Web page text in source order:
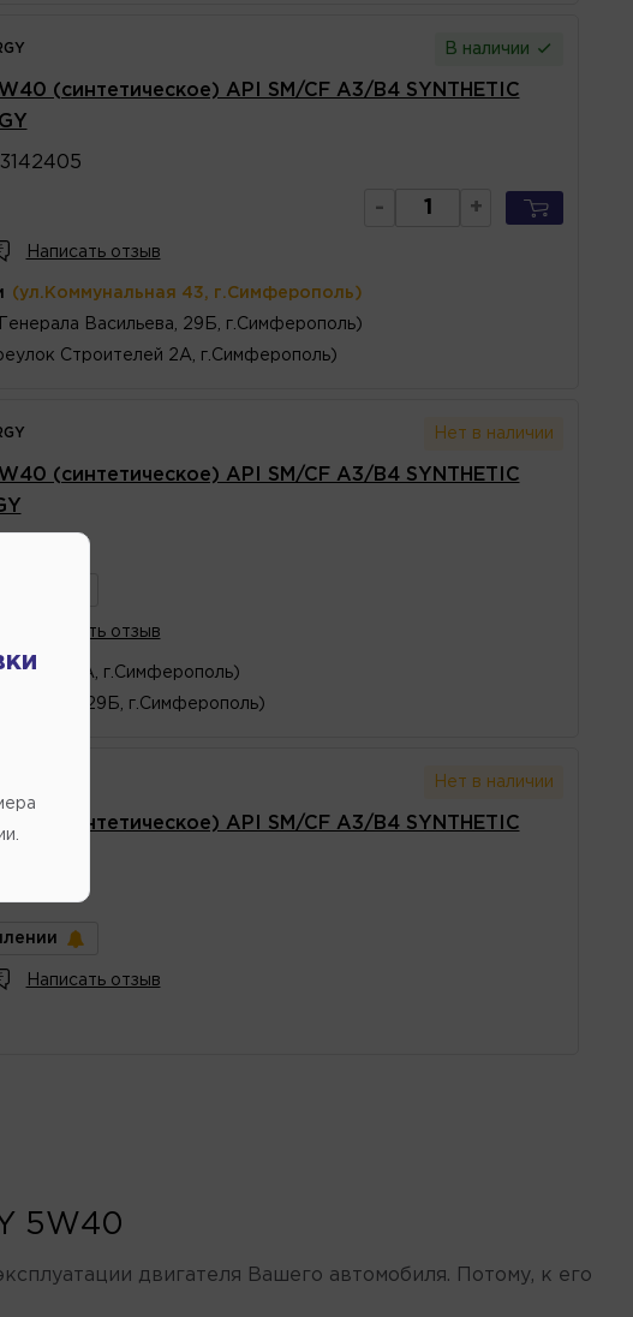
В наличии
(синтетическое) API SM/CF A3/B4 SYNTHETIC
- +
Написать отзыв
(ул.Коммунальная 43, г.Симферополь)
Васильева, 29Б, г.Симферополь)
Строителей 2А, г.Симферополь)
Нет в наличии
(синтетическое) API SM/CF A3/B4 SYNTHETIC
Написать отзыв
2А, г.Симферополь)
29Б, г.Симферополь)
Нет в наличии
(синтетическое) API SM/CF A3/B4 SYNTHETIC
Написать отзыв
5W40
двигателя Вашего автомобиля. Потому, к его